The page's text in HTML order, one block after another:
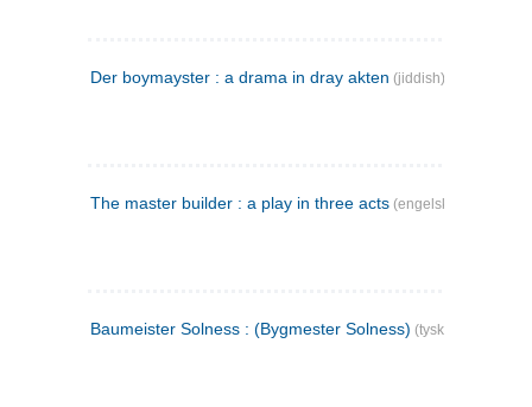
Der boymayster : a drama in dray akten (jiddish)
The master builder : a play in three acts (engelsk)
Baumeister Solness : (Bygmester Solness) (tysk)